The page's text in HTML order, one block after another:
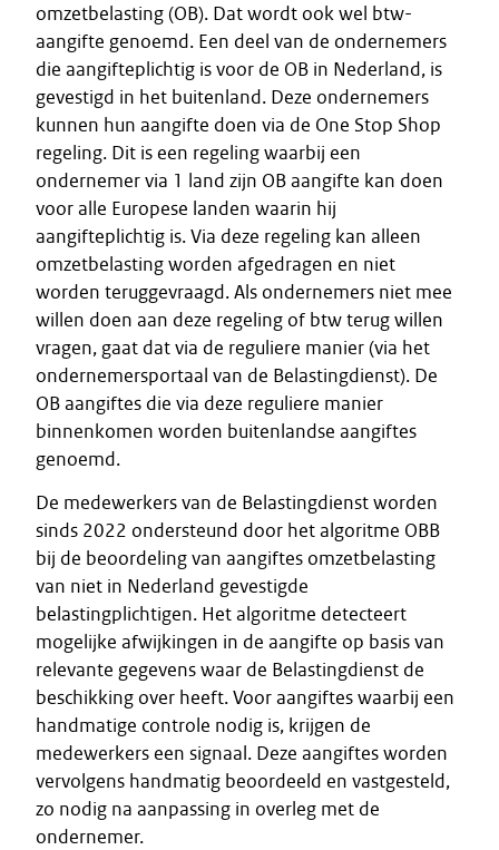
omzetbelasting (OB). Dat wordt ook wel btw-
aangifte genoemd. Een deel van de ondernemers
die aangifteplichtig is voor de OB in Nederland, is
gevestigd in het buitenland. Deze ondernemers
kunnen hun aangifte doen via de One Stop Shop
regeling. Dit is een regeling waarbij een
ondernemer via 1 land zijn OB aangifte kan doen
voor alle Europese landen waarin hij
aangifteplichtig is. Via deze regeling kan alleen
omzetbelasting worden afgedragen en niet
worden teruggevraagd. Als ondernemers niet mee
willen doen aan deze regeling of btw terug willen
vragen, gaat dat via de reguliere manier (via het
ondernemersportaal van de Belastingdienst). De
OB aangiftes die via deze reguliere manier
binnenkomen worden buitenlandse aangiftes
genoemd.
De medewerkers van de Belastingdienst worden
sinds 2022 ondersteund door het algoritme OBB
bij de beoordeling van aangiftes omzetbelasting
van niet in Nederland gevestigde
belastingplichtigen. Het algoritme detecteert
mogelijke afwijkingen in de aangifte op basis van
relevante gegevens waar de Belastingdienst de
beschikking over heeft. Voor aangiftes waarbij een
handmatige controle nodig is, krijgen de
medewerkers een signaal. Deze aangiftes worden
vervolgens handmatig beoordeeld en vastgesteld,
zo nodig na aanpassing in overleg met de
ondernemer.